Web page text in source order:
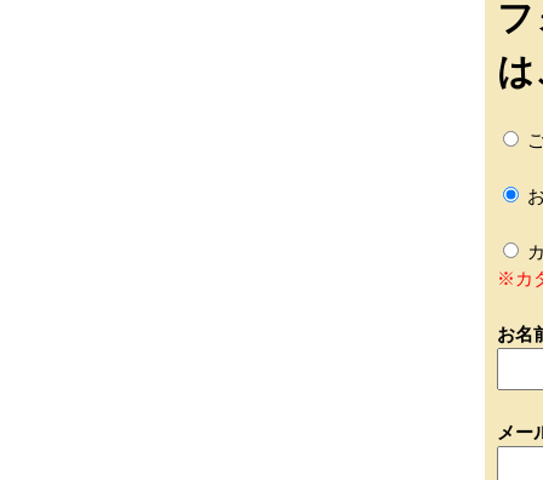
※カ
お名
メー